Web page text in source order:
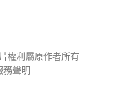
權利屬原作者所有
務聲明